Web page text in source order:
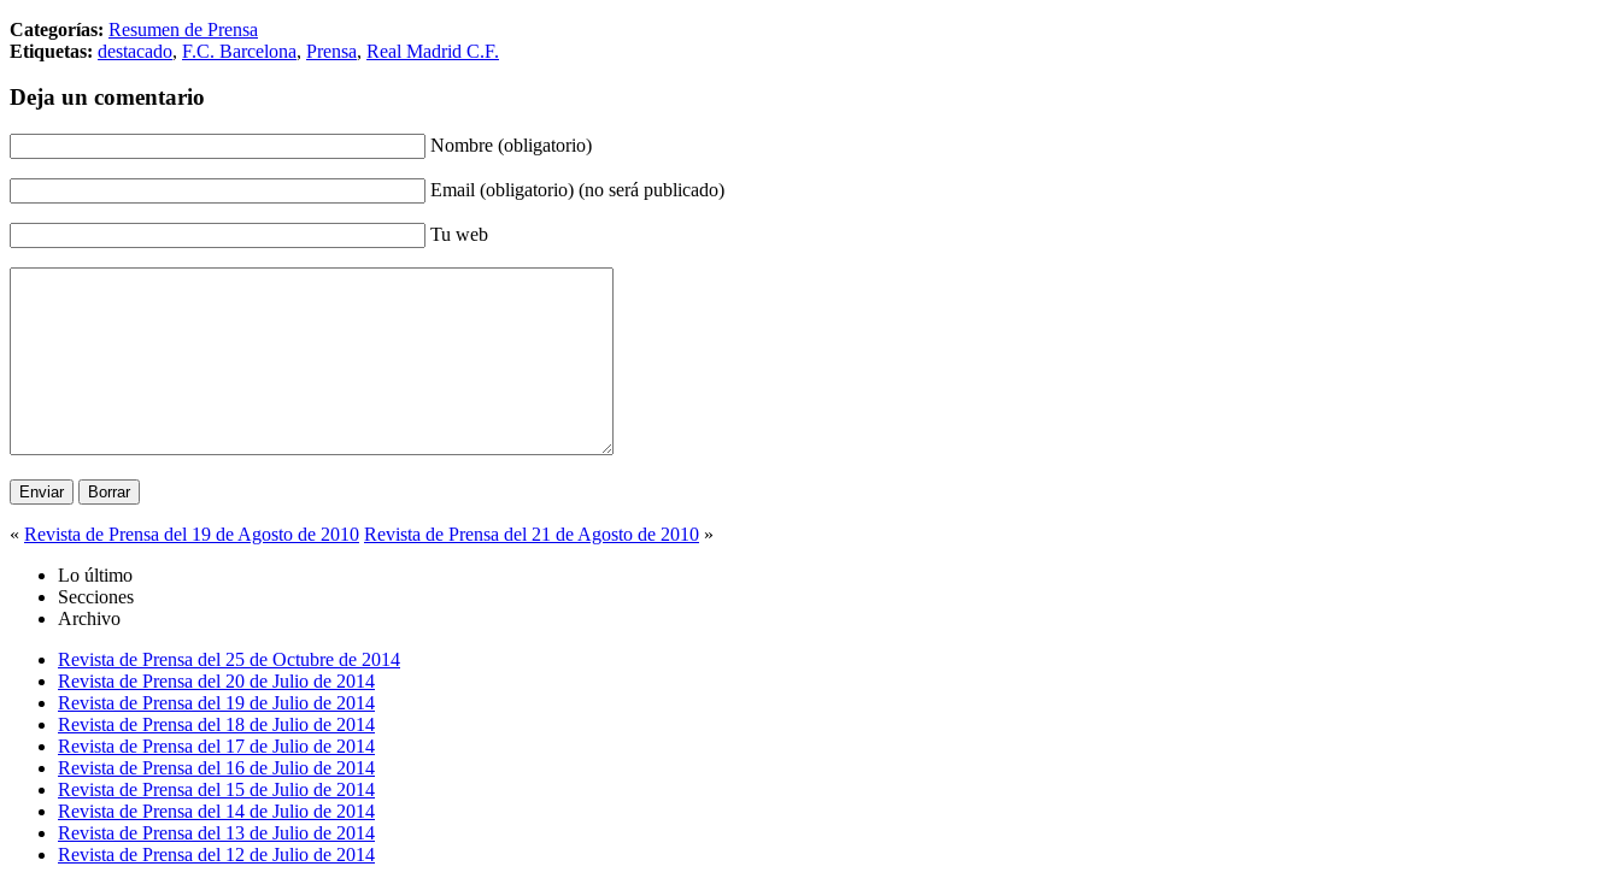
Categorías: Resumen de Prensa
Etiquetas: destacado, F.C. Barcelona, Prensa, Real Madrid C.F.
Deja un comentario
Nombre (obligatorio)
Email (obligatorio) (no será publicado)
Tu web
« Revista de Prensa del 19 de Agosto de 2010 Revista de Prensa del 21 de Agosto de 2010 »
Lo último
Secciones
Archivo
Revista de Prensa del 25 de Octubre de 2014
Revista de Prensa del 20 de Julio de 2014
Revista de Prensa del 19 de Julio de 2014
Revista de Prensa del 18 de Julio de 2014
Revista de Prensa del 17 de Julio de 2014
Revista de Prensa del 16 de Julio de 2014
Revista de Prensa del 15 de Julio de 2014
Revista de Prensa del 14 de Julio de 2014
Revista de Prensa del 13 de Julio de 2014
Revista de Prensa del 12 de Julio de 2014